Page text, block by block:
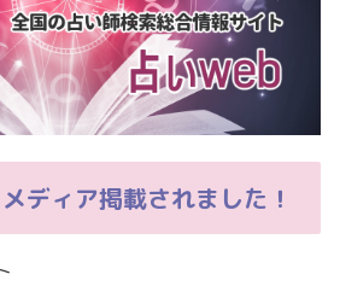
ディア掲載されました！